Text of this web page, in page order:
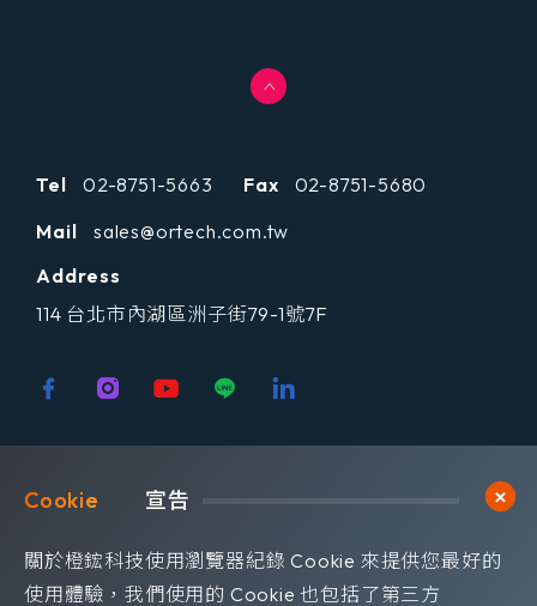
Tel 02-8751-5663 Fax
02-8751-5680
Mail
sales@ortech.com.tw
Address
114 台北市內湖區洲子街79-1號7F
宣告
關於橙鋐科技使用瀏覽器紀錄 Cookie 來提供您最好的
使用體驗，我們使用的 Cookie 也包括了第三方